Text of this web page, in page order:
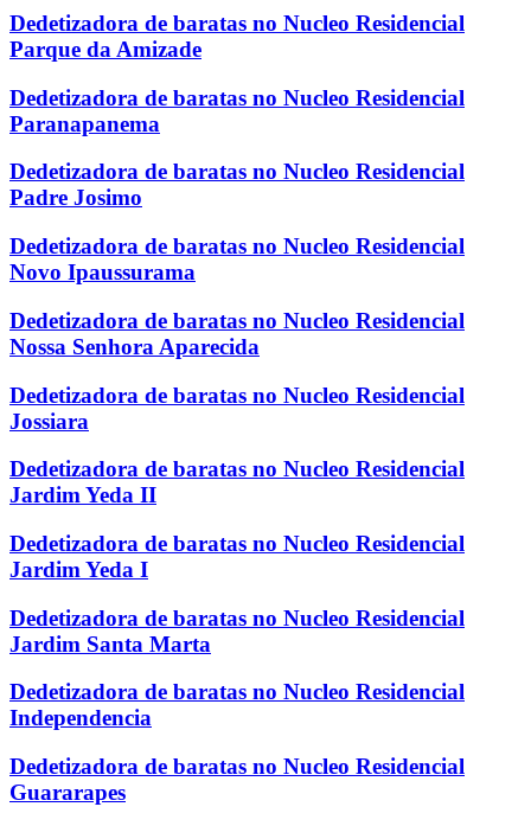
Dedetizadora de baratas no Nucleo Residencial
Parque da Amizade
Dedetizadora de baratas no Nucleo Residencial
Paranapanema
Dedetizadora de baratas no Nucleo Residencial
Padre Josimo
Dedetizadora de baratas no Nucleo Residencial
Novo Ipaussurama
Dedetizadora de baratas no Nucleo Residencial
Nossa Senhora Aparecida
Dedetizadora de baratas no Nucleo Residencial
Jossiara
Dedetizadora de baratas no Nucleo Residencial
Jardim Yeda II
Dedetizadora de baratas no Nucleo Residencial
Jardim Yeda I
Dedetizadora de baratas no Nucleo Residencial
Jardim Santa Marta
Dedetizadora de baratas no Nucleo Residencial
Independencia
Dedetizadora de baratas no Nucleo Residencial
Guararapes